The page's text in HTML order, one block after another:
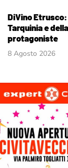
DiVino
Tarquinia e
protagoniste
8 Agosto 2026